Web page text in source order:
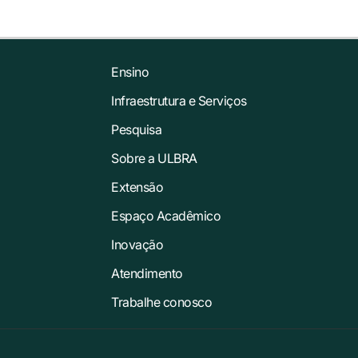
Ensino
Infraestrutura e Serviços
Pesquisa
Sobre a ULBRA
Extensão
Espaço Acadêmico
Inovação
Atendimento
Trabalhe conosco